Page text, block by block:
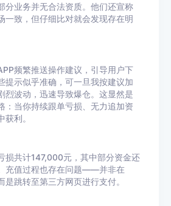
分业务并无合法资质。他们还宣称
一致，但仔细比对就会发现存在明
频繁推送操作建议，引导用户下
提示似乎准确，可一旦我按建议加
烈波动，迅速导致爆仓。这显然是
：当你持续跟单亏损、无力追加资
利。
共计147,000元，其中部分资金还
充值过程也存在问题——并非在
是跳转至第三方网页进行支付。